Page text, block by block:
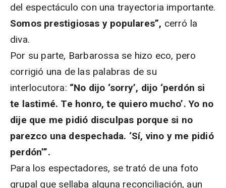
del espectáculo con una trayectoria importante.
Somos prestigiosas y populares”, cerró la
diva.
Por su parte, Barbarossa se hizo eco, pero
corrigió una de las palabras de su
interlocutora: “No dijo ‘sorry’, dijo ‘perdón si
te lastimé. Te honro, te quiero mucho’. Yo no
dije que me pidió disculpas porque si no
parezco una despechada. ‘Sí, vino y me pidió
perdón’”.
Para los espectadores, se trató de una foto
grupal que sellaba alguna reconciliación, aun